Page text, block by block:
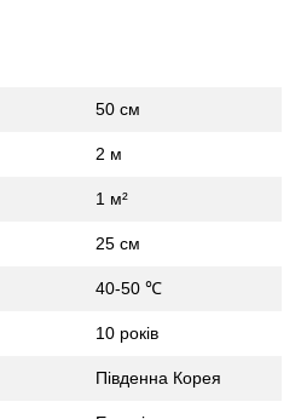
50 см
2 м
1 м²
25 см
40-50 ℃
10 років
Південна Корея